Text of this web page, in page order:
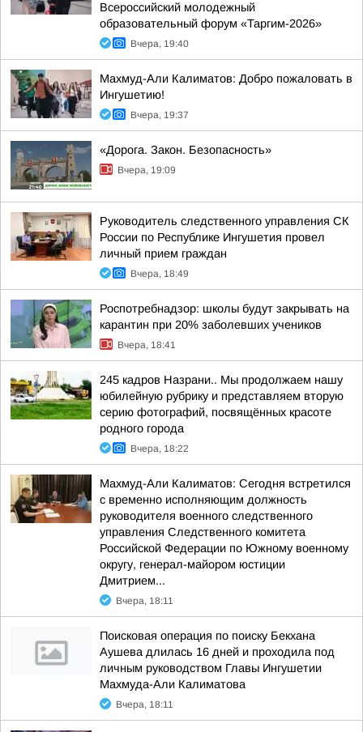
Всероссийский молодежный
образовательный форум «Таргим-2026»
Вчера, 19:40
Махмуд-Али Калиматов: Добро пожаловать в
Ингушетию!
Вчера, 19:37
«Дорога. Закон. Безопасность»
Вчера, 19:09
Руководитель следственного управления СК
России по Республике Ингушетия провел
личный прием граждан
Вчера, 18:49
Роспотребнадзор: школы будут закрывать на
карантин при 20% заболевших учеников
Вчера, 18:41
245 кадров Назрани.. Мы продолжаем нашу
юбилейную рубрику и представляем вторую
серию фотографий, посвящённых красоте
родного города
Вчера, 18:22
Махмуд-Али Калиматов: Сегодня встретился
с временно исполняющим должность
руководителя военного следственного
управления Следственного комитета
Российской Федерации по Южному военному
округу, генерал-майором юстиции
Дмитрием...
Вчера, 18:11
Поисковая операция по поиску Бекхана
Аушева длилась 16 дней и проходила под
личным руководством Главы Ингушетии
Махмуда-Али Калиматова
Вчера, 18:11